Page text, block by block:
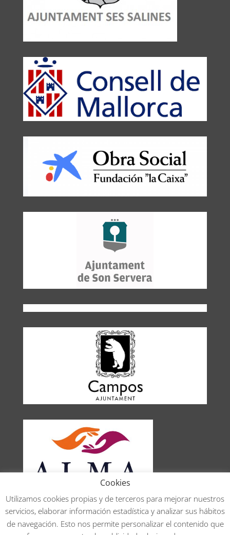
Aviso legal
Política de privacidad
Cookies
Utilizamos cookies propias y de terceros para mejorar nuestros
servicios, elaborar información estadística y analizar sus hábitos
de navegación. Esto nos permite personalizar el contenido que